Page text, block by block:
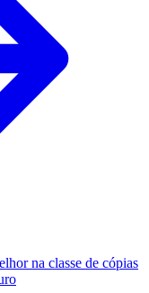
na classe de cópias